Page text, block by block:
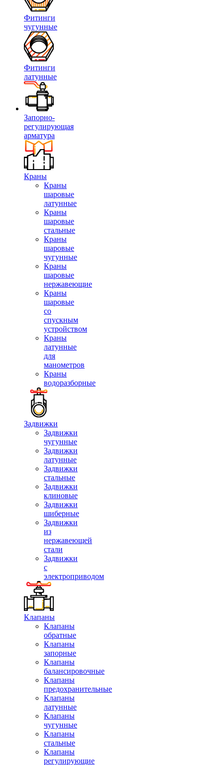
Фитинги
чугунные
Фитинги
латунные
Запорно-
регулирующая
арматура
Краны
Краны
шаровые
латунные
Краны
шаровые
стальные
Краны
шаровые
чугунные
Краны
шаровые
нержавеющие
Краны
шаровые
со
спускным
устройством
Краны
латунные
для
манометров
Краны
водоразборные
Задвижки
Задвижки
чугунные
Задвижки
латунные
Задвижки
стальные
Задвижки
клиновые
Задвижки
шиберные
Задвижки
из
нержавеющей
стали
Задвижки
с
электроприводом
Клапаны
Клапаны
обратные
Клапаны
запорные
Клапаны
балансировочные
Клапаны
предохранительные
Клапаны
латунные
Клапаны
чугунные
Клапаны
стальные
Клапаны
регулирующие